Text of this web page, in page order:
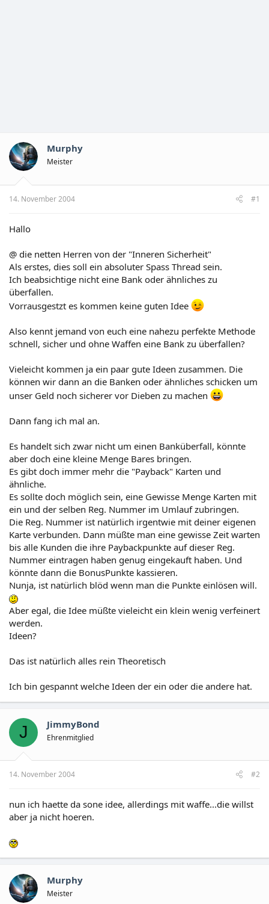
Murphy
Meister
14. November 2004 #1
Hallo
@ die netten Herren von der "Inneren Sicherheit"
Als erstes, dies soll ein absoluter Spass Thread sein.
Ich beabsichtige nicht eine Bank oder ähnliches zu
überfallen.
Vorrausgestzt es kommen keine guten Idee
Also kennt jemand von euch eine nahezu perfekte Methode
schnell, sicher und ohne Waffen eine Bank zu überfallen?
Vieleicht kommen ja ein paar gute Ideen zusammen. Die
können wir dann an die Banken oder ähnliches schicken um
unser Geld noch sicherer vor Dieben zu machen
Dann fang ich mal an.
Es handelt sich zwar nicht um einen Banküberfall, könnte
aber doch eine kleine Menge Bares bringen.
Es gibt doch immer mehr die "Payback" Karten und
ähnliche.
Es sollte doch möglich sein, eine Gewisse Menge Karten mit
ein und der selben Reg. Nummer im Umlauf zubringen.
Die Reg. Nummer ist natürlich irgentwie mit deiner eigenen
Karte verbunden. Dann müßte man eine gewisse Zeit warten
bis alle Kunden die ihre Paybackpunkte auf dieser Reg.
Nummer eintragen haben genug eingekauft haben. Und
könnte dann die BonusPunkte kassieren.
Nunja, ist natürlich blöd wenn man die Punkte einlösen will.
Aber egal, die Idee müßte vieleicht ein klein wenig verfeinert
werden.
Ideen?
Das ist natürlich alles rein Theoretisch
Ich bin gespannt welche Ideen der ein oder die andere hat.
J JimmyBond
Ehrenmitglied
14. November 2004 #2
nun ich haette da sone idee, allerdings mit waffe...die willst
aber ja nicht hoeren.
Murphy
Meister